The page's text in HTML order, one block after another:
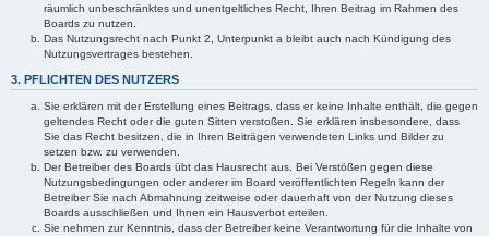
räumlich unbeschränktes und unentgeltliches Recht, Ihren Beitrag im Rahmen des
Boards zu nutzen.
Das Nutzungsrecht nach Punkt 2, Unterpunkt a bleibt auch nach Kündigung des
Nutzungsvertrages bestehen.
3. PFLICHTEN DES NUTZERS
Sie erklären mit der Erstellung eines Beitrags, dass er keine Inhalte enthält, die gegen
geltendes Recht oder die guten Sitten verstoßen. Sie erklären insbesondere, dass
Sie das Recht besitzen, die in Ihren Beiträgen verwendeten Links und Bilder zu
setzen bzw. zu verwenden.
Der Betreiber des Boards übt das Hausrecht aus. Bei Verstößen gegen diese
Nutzungsbedingungen oder anderer im Board veröffentlichten Regeln kann der
Betreiber Sie nach Abmahnung zeitweise oder dauerhaft von der Nutzung dieses
Boards ausschließen und Ihnen ein Hausverbot erteilen.
Sie nehmen zur Kenntnis, dass der Betreiber keine Verantwortung für die Inhalte von